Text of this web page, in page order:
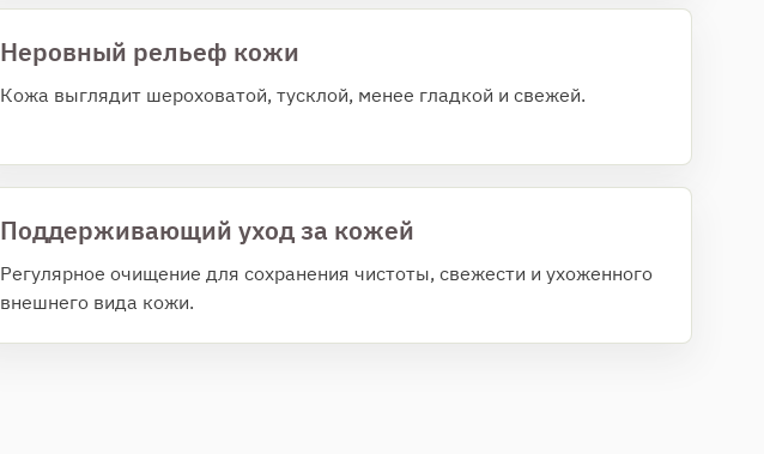
Неровный рельеф кожи
Кожа выглядит шероховатой, тусклой, менее гладкой и свежей.
Поддерживающий уход за кожей
Регулярное очищение для сохранения чистоты, свежести и ухоженного
внешнего вида кожи.